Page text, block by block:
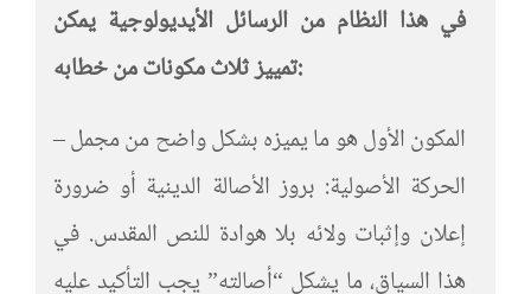
في هذا النظام من الرسائل الأيديولوجية يمكن
تمييز ثلاث مكونات من خطابه:
– المكون الأول هو ما يميزه بشكل واضح من مجمل
الحركة الأصولية: بروز الأصالة الدينية أو ضرورة
إعلان وإثبات ولائه بلا هوادة للنص المقدس. في
هذا السياق، ما يشكل “أصالته” يجب التأكيد عليه